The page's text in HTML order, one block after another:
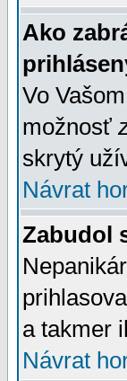
Ako
Vo
možnosť
skrytý
Návrat
Zabudol
a takmer
Návrat